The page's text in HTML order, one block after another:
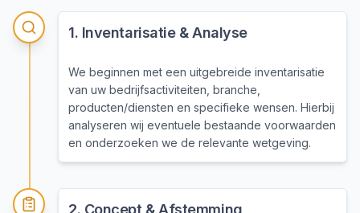
1. Inventarisatie & Analyse
We beginnen met een uitgebreide inventarisatie
van uw bedrijfsactiviteiten, branche,
producten/diensten en specifieke wensen. Hierbij
analyseren wij eventuele bestaande voorwaarden
en onderzoeken we de relevante wetgeving.
2. Concept & Afstemming